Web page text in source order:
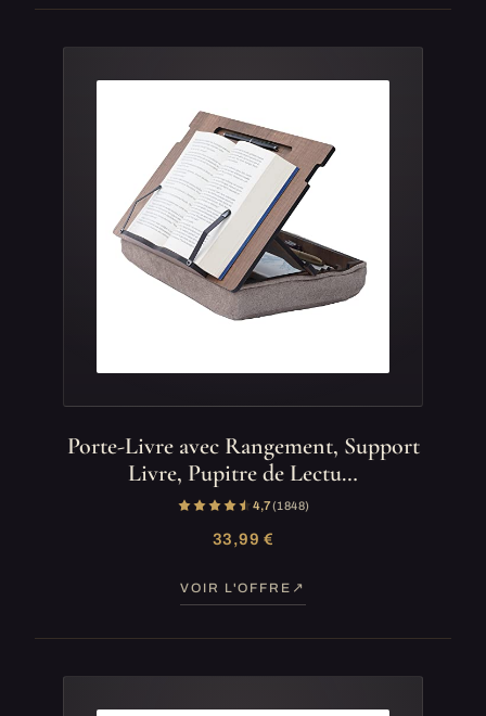
Porte-Livre avec Rangement, Support
Livre, Pupitre de Lectu…
4,7(1 848)
33,99 €
VOIR L'OFFRE